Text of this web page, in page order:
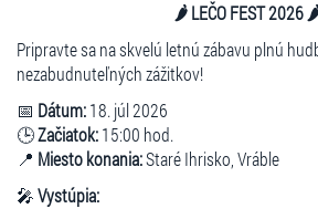
🌶️ LEČO FEST 2026
Pripravte sa na skvelú letnú zábavu plnú
nezabudnuteľných zážitkov!
📅 Dátum:18. júl 2026
🕒Začiatok:15:00 hod.
📍 Miesto konania:Staré Ihrisko, Vráble
🎤Vystúpia: